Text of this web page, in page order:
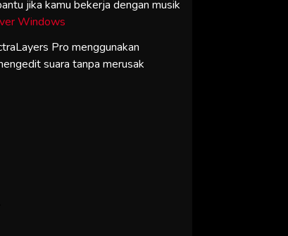
jika kamu bekerja dengan musik
Windows
Pro menggunakan
suara tanpa merusak